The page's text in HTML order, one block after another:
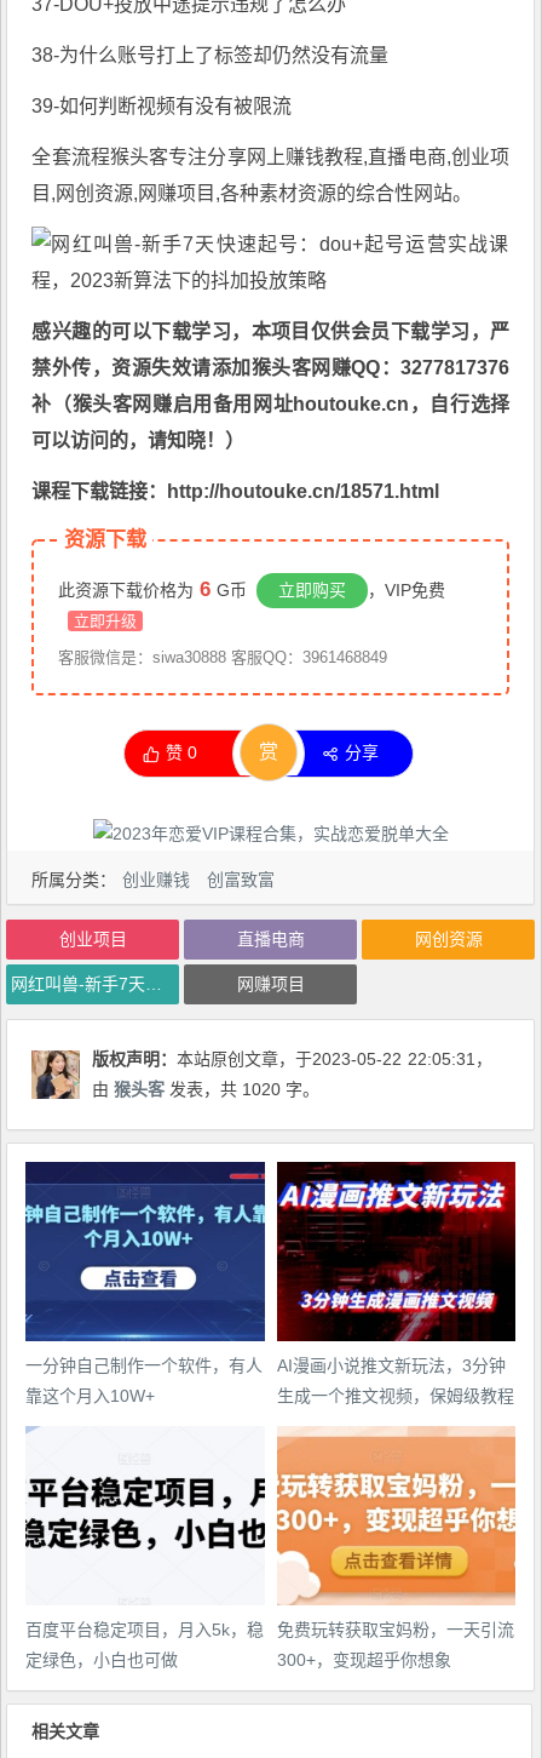
37-DOU+投放中途提示违规了怎么办
38-为什么账号打上了标签却仍然没有流量
39-如何判断视频有没有被限流
全套流程猴头客专注分享网上赚钱教程,直播电商,创业项
目,网创资源, 网赚项目 ,各种素材资源的综合性网站。
感兴趣的可以下载学习，本项目仅供会员下载学习，严
禁外传，资源失效请添加猴头客网赚QQ：3277817376
补（猴头客网赚启用备用网址houtouke.cn，自行选择
可以访问的，请知晓！）
课程下载链接：http://houtouke.cn/18571.html
资源下载
此资源下载价格为 6 G币 立即购买 ，VIP免费
立即升级
客服微信是：siwa30888 客服QQ：3961468849
赞0 赏 分享
所属分类： 创业赚钱 创富致富
创业项目 直播电商 网创资源
网赚项目
版权声明：本站原创文章，于2023-05-22 22:05:31 ，
由猴头客 发表，共 1020 字。
一分钟自己制作一个软件，有人
靠这个月入10W+
AI漫画小说推文新玩法，3分钟
生成一个推文视频，保姆级教程
【配项目操作和软件教程】
百度平台稳定项目，月入5k，稳
定绿色，小白也可做
免费玩转获取宝妈粉，一天引流
300+，变现超乎你想象
相关文章